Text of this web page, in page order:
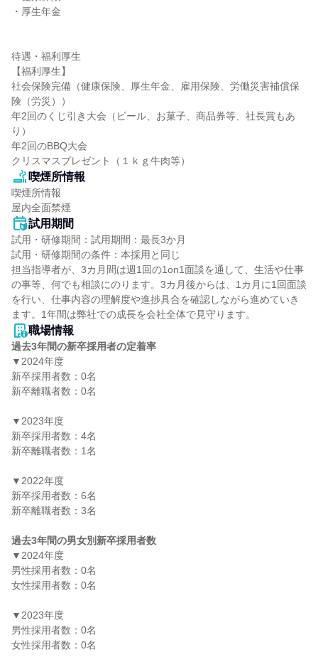
・厚生年金
待遇・福利厚生
【福利厚生】
社会保険完備（健康保険、厚生年金、雇用保険、労働災害補償保
険（労災））
年2回のくじ引き大会（ビール、お菓子、商品券等、社長賞もあ
り）
年2回のBBQ大会
クリスマスプレゼント（１ｋｇ牛肉等）
喫煙所情報
喫煙所情報
屋内全面禁煙
試用期間
試用・研修期間：試用期間：最長3か月
試用・研修期間の条件：本採用と同じ
担当指導者が、3カ月間は週1回の1on1面談を通して、生活や仕事
の事等、何でも相談にのります。3カ月後からは、1カ月に1回面談
を行い、仕事内容の理解度や進捗具合を確認しながら進めていき
職場情報
過去3年間の新卒採用者の定着率
▼2024年度
新卒採用者数：0名
新卒離職者数：0名
▼2023年度
新卒採用者数：4名
新卒離職者数：1名
▼2022年度
新卒採用者数：6名
新卒離職者数：3名
過去3年間の男女別新卒採用者数
▼2024年度
男性採用者数：0名
女性採用者数：0名
▼2023年度
男性採用者数：0名
女性採用者数：0名